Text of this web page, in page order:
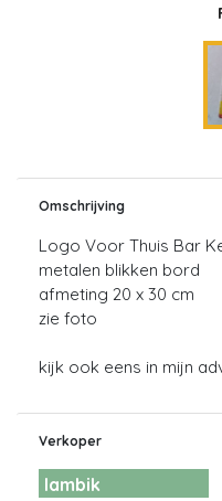
Omschrijving
Logo Voor Thuis Bar
metalen blikken bord
afmeting 20 x 30 cm
zie foto
kijk ook eens in mijn
Verkoper
lambik